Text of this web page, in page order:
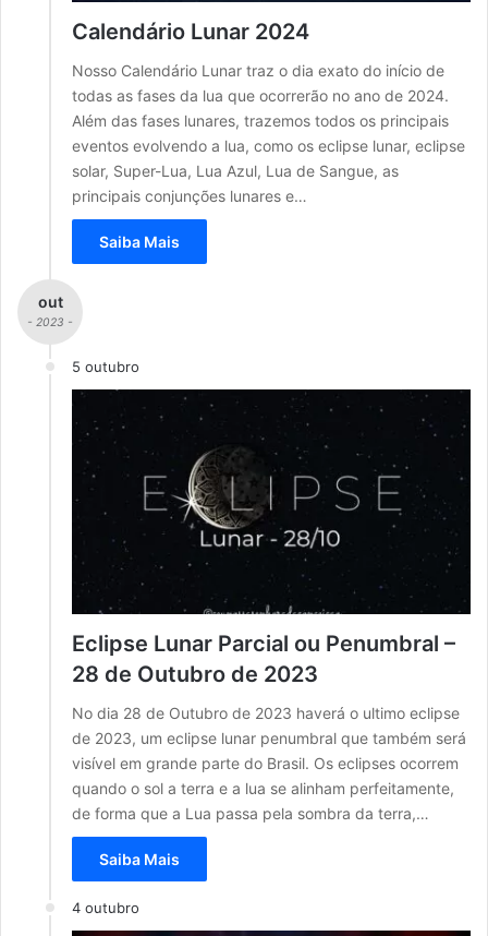
Calendário Lunar 2024
Nosso Calendário Lunar traz o dia exato do início de
todas as fases da lua que ocorrerão no ano de 2024.
Além das fases lunares, trazemos todos os principais
eventos evolvendo a lua, como os eclipse lunar, eclipse
solar, Super-Lua, Lua Azul, Lua de Sangue, as
principais conjunções lunares e…
Saiba Mais
out
- 2023 -
5 outubro
Eclipse Lunar Parcial ou Penumbral –
28 de Outubro de 2023
No dia 28 de Outubro de 2023 haverá o ultimo eclipse
de 2023, um eclipse lunar penumbral que também será
visível em grande parte do Brasil. Os eclipses ocorrem
quando o sol a terra e a lua se alinham perfeitamente,
de forma que a Lua passa pela sombra da terra,…
Saiba Mais
4 outubro